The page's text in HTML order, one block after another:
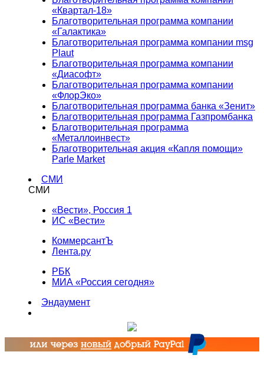
«Квартал-18»
Благотворительная программа компании
«Галактика»
Благотворительная программа компании msg
Plaut
Благотворительная программа компании
«Диасофт»
Благотворительная программа компании
«ФлорЭко»
Благотворительная программа банка «Зенит»
Благотворительная программа Газпромбанка
Благотворительная программа
«Металлоинвест»
Благотворительная акция «Капля помощи»
Parle Market
СМИ
СМИ
«Вести», Россия 1
ИС «Вести»
КоммерсантЪ
Лента.ру
РБК
МИА «Россия сегодня»
Эндаумент